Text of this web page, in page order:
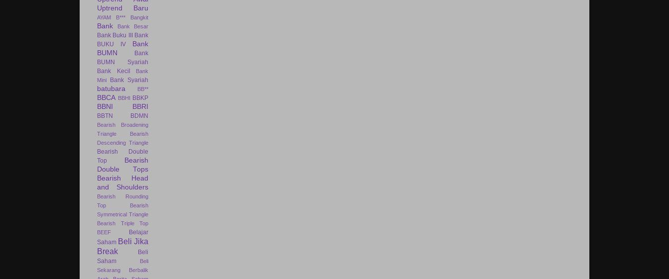
Uptrend Baru
AYAM B*** Bangkit
Bank Bank Besar
Bank Buku III
Bank
BUKU IV
Bank
BUMN
Bank
BUMN Syariah
Bank Kecil
Bank
Mini
Bank Syariah
batubara BB**
BBCA BBHI BBKP
BBNI BBRI
BBTN BDMN
Bearish Broadening
Triangle
Bearish
Descending Triangle
Bearish Double
Top
Bearish
Double Tops
Bearish Head
and Shoulders
Bearish Rounding
Top
Bearish
Symmetrical Triangle
Bearish Triple Top
BEEF
Belajar
Saham Beli Jika
Break
Beli
Saham
Beli
Sekarang
Berbalik